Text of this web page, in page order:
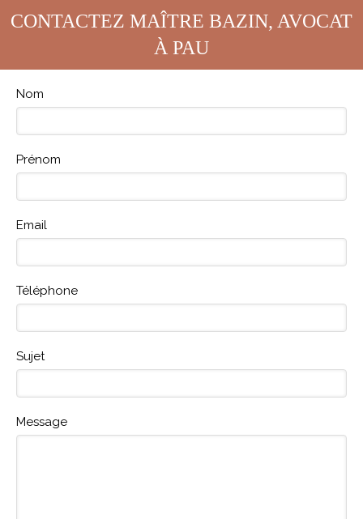
CONTACTEZ MAÎTRE BAZIN, AVOCAT
À PAU
Nom
Prénom
Email
Téléphone
Sujet
Message